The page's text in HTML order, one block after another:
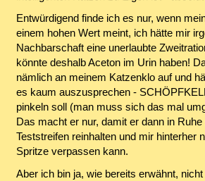
Entwürdigend finde ich es nur, wenn
einem hohen Wert meint, ich hätte mir
Nachbarschaft eine unerlaubte
könnte deshalb Aceton im Urin haben!
nämlich an meinem Katzenklo auf und
es kaum auszusprechen -
pinkeln soll (man muss sich das mal
Das macht er nur, damit er dann in
Teststreifen reinhalten und mir hinterher
Spritze verpassen kann.
Aber ich bin ja, wie bereits erwähnt,